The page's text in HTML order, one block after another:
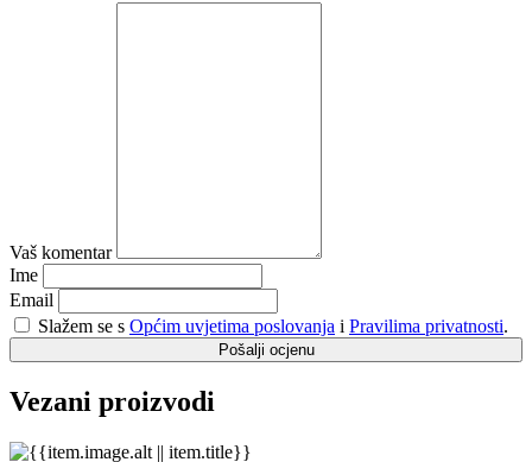
Vaš komentar
Ime
Email
Slažem se s Općim uvjetima poslovanja i Pravilima privatnosti.
Pošalji ocjenu
Vezani proizvodi